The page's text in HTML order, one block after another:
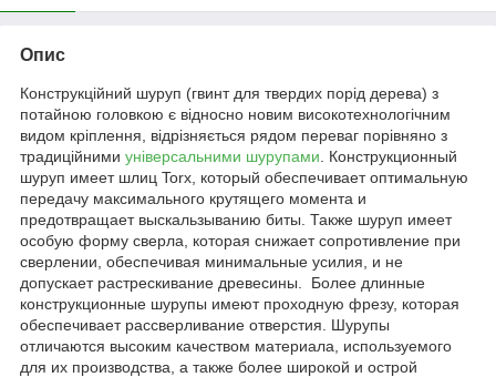
Опис
Конструкційний шуруп (гвинт для твердих порід дерева) з
потайною головкою є відносно новим високотехнологічним
видом кріплення, відрізняється рядом переваг порівняно з
традиційними універсальними шурупами . Конструкционный
шуруп имеет шлиц Torx, который обеспечивает оптимальную
передачу максимального крутящего момента и
предотвращает выскальзыванию биты. Также шуруп имеет
особую форму сверла, которая снижает сопротивление при
сверлении, обеспечивая минимальные усилия, и не
допускает растрескивание древесины. Более длинные
конструкционные шурупы имеют проходную фрезу, которая
обеспечивает рассверливание отверстия. Шурупы
отличаются высоким качеством материала, используемого
для их производства, а также более широкой и острой